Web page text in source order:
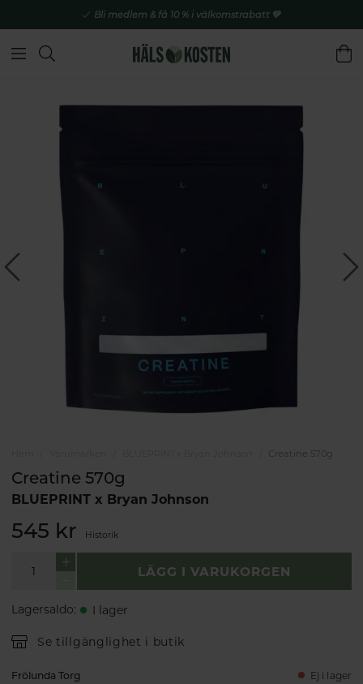
Bli medlem & få 10 % i välkomstrabatt 💚
Creatine 570g
Creatine 570g
BLUEPRINT x Bryan Johnson
545 kr Historik
LÄGG I VARUKORGEN
Lagersaldo: I lager
Se tillgänglighet i butik
Frölunda Torg Ej i lager